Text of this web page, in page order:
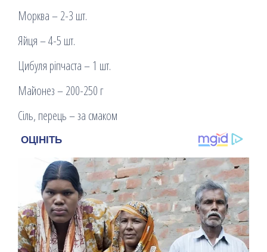
Морква – 2-3 шт.
Яйця – 4-5 шт.
Цибуля ріпчаста – 1 шт.
Майонез – 200-250 г
Сіль, перець – за смаком